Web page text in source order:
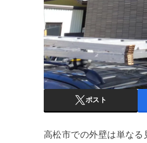
ポスト
高松市での外壁は単な